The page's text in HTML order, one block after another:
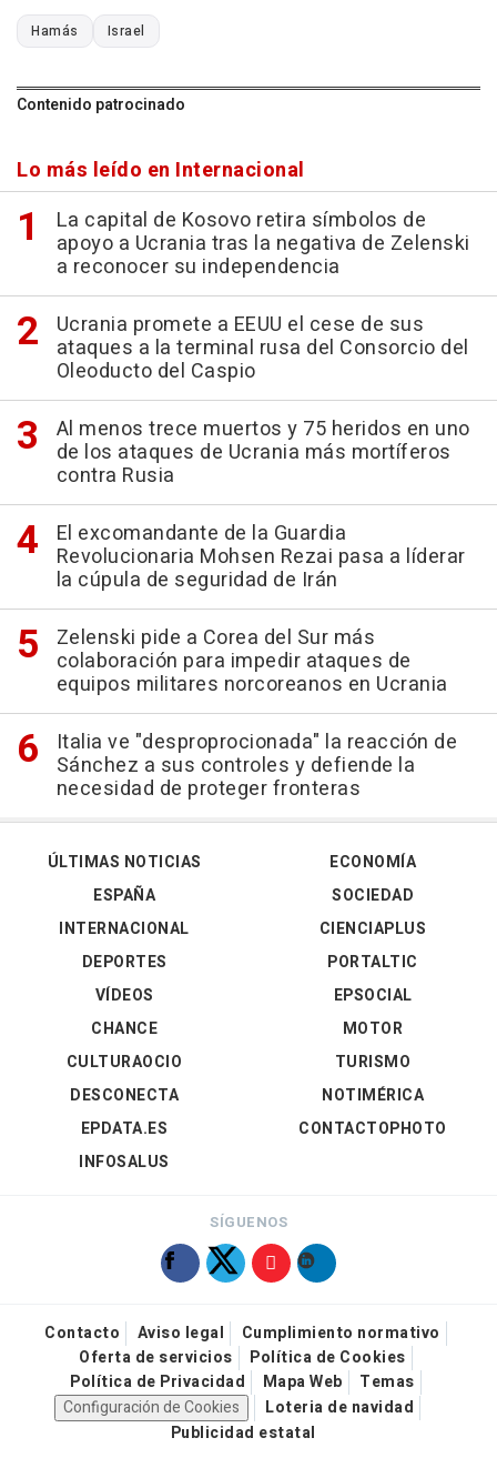
Hamás Israel
Contenido patrocinado
Lo más leído en Internacional
La capital de Kosovo retira símbolos de
apoyo a Ucrania tras la negativa de Zelenski
a reconocer su independencia
Ucrania promete a EEUU el cese de sus
ataques a la terminal rusa del Consorcio del
Oleoducto del Caspio
Al menos trece muertos y 75 heridos en uno
de los ataques de Ucrania más mortíferos
contra Rusia
El excomandante de la Guardia
Revolucionaria Mohsen Rezai pasa a líderar
la cúpula de seguridad de Irán
Zelenski pide a Corea del Sur más
colaboración para impedir ataques de
equipos militares norcoreanos en Ucrania
Italia ve "desproprocionada" la reacción de
Sánchez a sus controles y defiende la
necesidad de proteger fronteras
ÚLTIMAS NOTICIAS
ESPAÑA
INTERNACIONAL
DEPORTES
VÍDEOS
ECONOMÍA
SOCIEDAD
CIENCIAPLUS
PORTALTIC
EPSOCIAL
CHANCE
CULTURAOCIO
DESCONECTA
EPDATA.ES
INFOSALUS
MOTOR
TURISMO
NOTIMÉRICA
CONTACTOPHOTO
SÍGUENOS
Contacto Aviso legal
Cumplimiento normativo
Oferta de servicios
Política de Cookies
Política de Privacidad
Mapa Web
Temas
Configuración de Cookies
Loteria de navidad
Publicidad estatal